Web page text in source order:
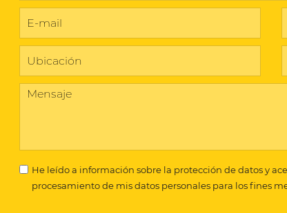
He leído a información sobre la protección de datosy
procesamiento de mis datos personales para los fines